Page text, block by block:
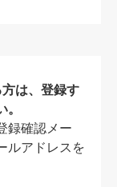
は、登録す
録確認メー
ルアドレスを